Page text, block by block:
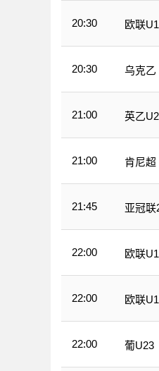
20:30 欧联
20:30 乌克乙
21:00 英乙
21:00 肯尼超
21:45 亚冠联
22:00 欧联
22:00 欧联
22:00 葡U23